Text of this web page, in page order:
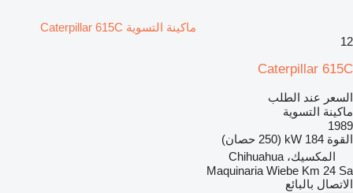
ماكينة التسوية Caterpillar 615C
12
Caterpillar 615C
السعر عند الطلب
ماكينة التسوية
1989
القوة 184 kW (250 حصان)
المكسيك، Chihuahua
Maquinaria Wiebe Km 24 Sa
الاتصال بالبائع